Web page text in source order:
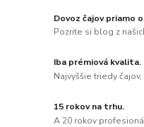
Dovoz čajov priamo
Pozrite si blog z
Iba prémiová kvalita.
Najvyššie triedy
15 rokov na trhu.
A 20 rokov